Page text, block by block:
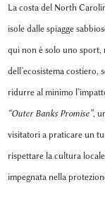
La costa del North
isole dalle spiagge
qui non è solo uno sport,
dell’ecosistema costiero,
ridurre al minimo
“Outer Banks Promise”,
visitatori a praticare un
rispettare la cultura
impegnata nella